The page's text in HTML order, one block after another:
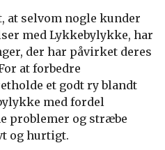
at selvom nogle kunder
med Lykkebylykke, har
der har påvirket deres
at forbedre
et godt ry blandt
med fordel
problemer og stræbe
og hurtigt.